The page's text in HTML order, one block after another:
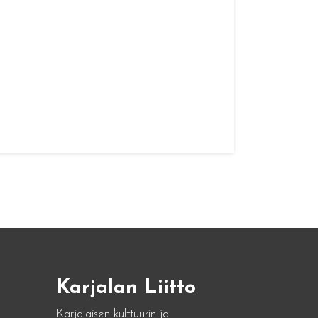
Karjalan Liitto
Karjalaisen kulttuurin ja